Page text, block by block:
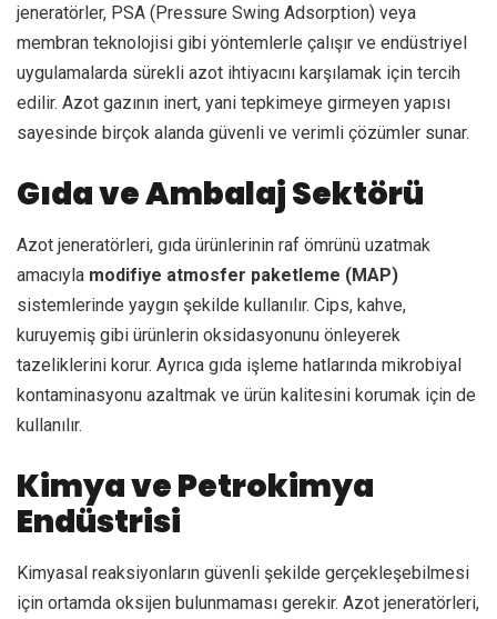
jeneratörler, PSA (Pressure Swing Adsorption) veya
membran teknolojisi gibi yöntemlerle çalışır ve endüstriyel
uygulamalarda sürekli azot ihtiyacını karşılamak için tercih
edilir. Azot gazının inert, yani tepkimeye girmeyen yapısı
sayesinde birçok alanda güvenli ve verimli çözümler sunar.
Gıda ve Ambalaj Sektörü
Azot jeneratörleri, gıda ürünlerinin raf ömrünü uzatmak
amacıyla modifiye atmosfer paketleme (MAP)
sistemlerinde yaygın şekilde kullanılır. Cips, kahve,
kuruyemiş gibi ürünlerin oksidasyonunu önleyerek
tazeliklerini korur. Ayrıca gıda işleme hatlarında mikrobiyal
kontaminasyonu azaltmak ve ürün kalitesini korumak için de
kullanılır.
Kimya ve Petrokimya
Endüstrisi
Kimyasal reaksiyonların güvenli şekilde gerçekleşebilmesi
için ortamda oksijen bulunmaması gerekir. Azot jeneratörleri,